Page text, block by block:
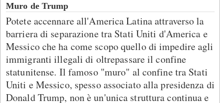
Muro de Trump
Potete accennare all'America Latina attraverso la
barriera di separazione tra Stati Uniti d'America e
Messico che ha come scopo quello di impedire agli
immigranti illegali di oltrepassare il confine
statunitense. Il famoso "muro" al confine tra Stati
Uniti e Messico, spesso associato alla presidenza di
Donald Trump, non è un'unica struttura continua e